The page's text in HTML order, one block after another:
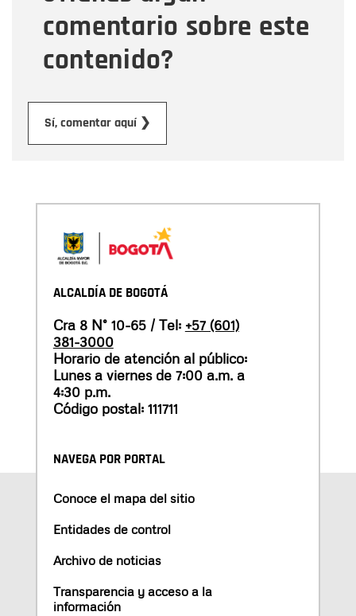
comentario sobre este
contenido?
Sí, comentar aquí ❯
ALCALDÍA DE BOGOTÁ
Cra 8 N° 10-65 / Tel: +57 (601)
381-3000
Horario de atención al público:
Lunes a viernes de 7:00 a.m. a
4:30 p.m.
Código postal: 111711
NAVEGA POR PORTAL
Conoce el mapa del sitio
Entidades de control
Archivo de noticias
Transparencia y acceso a la
información